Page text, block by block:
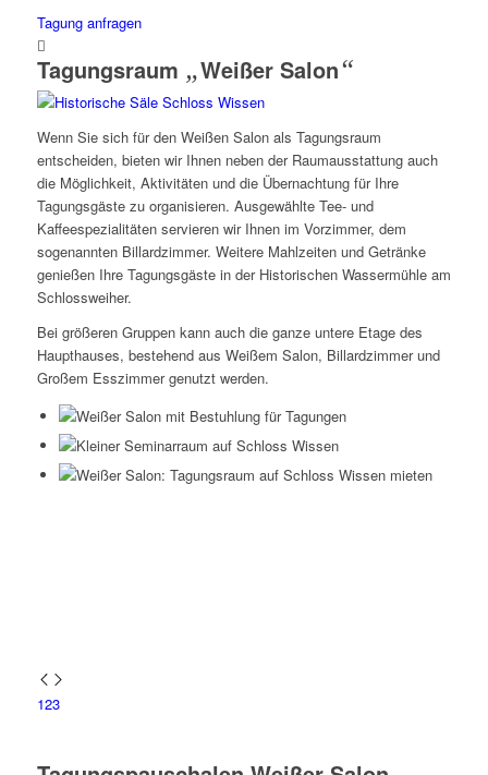
Tagung anfragen
Tagungsraum „Weißer Salon“
Wenn Sie sich für den Weißen Salon als Tagungsraum
entscheiden, bieten wir Ihnen neben der Raumausstattung auch
die Möglichkeit, Aktivitäten und die Übernachtung für Ihre
Tagungsgäste zu organisieren. Ausgewählte Tee- und
Kaffeespezialitäten servieren wir Ihnen im Vorzimmer, dem
sogenannten Billardzimmer. Weitere Mahlzeiten und Getränke
genießen Ihre Tagungsgäste in der Historischen Wassermühle am
Schlossweiher.
Bei größeren Gruppen kann auch die ganze untere Etage des
Haupthauses, bestehend aus Weißem Salon, Billardzimmer und
Großem Esszimmer genutzt werden.
123